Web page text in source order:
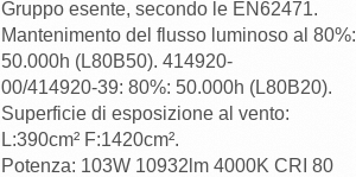
Gruppo esente, secondo le EN62471.
Mantenimento del flusso luminoso al 80%:
50.000h (L80B50). 414920-
00/414920-39: 80%: 50.000h (L80B20).
Superficie di esposizione al vento:
L:390cm² F:1420cm².
Potenza: 103W 10932lm 4000K CRI 80